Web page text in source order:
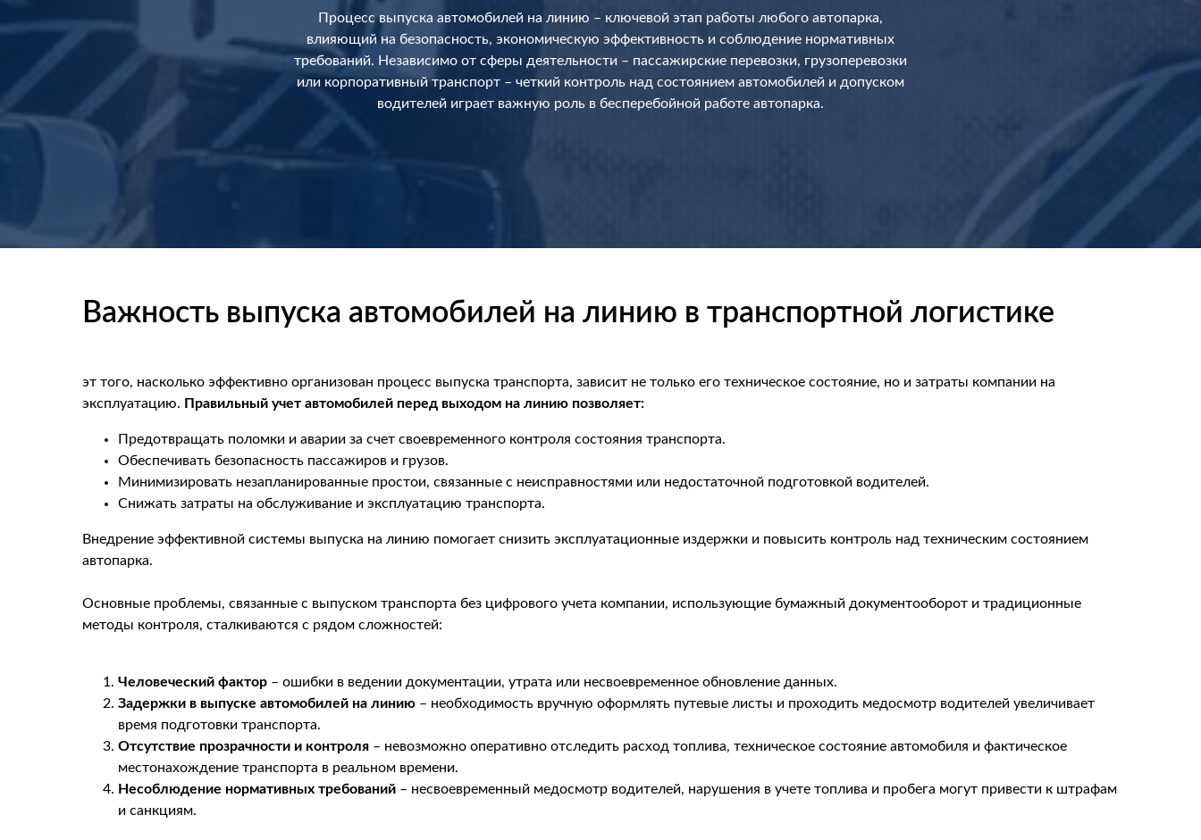
Процесс выпуска автомобилей на линию – ключевой этап работы любого автопарка,
влияющий на безопасность, экономическую эффективность и соблюдение нормативных
требований. Независимо от сферы деятельности – пассажирские перевозки, грузоперевозки
или корпоративный транспорт – четкий контроль над состоянием автомобилей и допуском
водителей играет важную роль в бесперебойной работе автопарка.
Важность выпуска автомобилей на линию в транспортной логистике
эт того, насколько эффективно организован процесс выпуска транспорта, зависит не только его техническое состояние, но и затраты компании на
эксплуатацию. Правильный учет автомобилей перед выходом на линию позволяет:
Предотвращать поломки и аварии за счет своевременного контроля состояния транспорта.
Обеспечивать безопасность пассажиров и грузов.
Минимизировать незапланированные простои, связанные с неисправностями или недостаточной подготовкой водителей.
Снижать затраты на обслуживание и эксплуатацию транспорта.
Внедрение эффективной системы выпуска на линию помогает снизить эксплуатационные издержки и повысить контроль над техническим состоянием
автопарка.
Основные проблемы, связанные с выпуском транспорта без цифрового учета компании, использующие бумажный документооборот и традиционные
методы контроля, сталкиваются с рядом сложностей:
Человеческий фактор – ошибки в ведении документации, утрата или несвоевременное обновление данных.
Задержки в выпуске автомобилей на линию – необходимость вручную оформлять путевые листы и проходить медосмотр водителей увеличивает
время подготовки транспорта.
Отсутствие прозрачности и контроля – невозможно оперативно отследить расход топлива, техническое состояние автомобиля и фактическое
местонахождение транспорта в реальном времени.
Несоблюдение нормативных требований – несвоевременный медосмотр водителей, нарушения в учете топлива и пробега могут привести к штрафам
и санкциям.